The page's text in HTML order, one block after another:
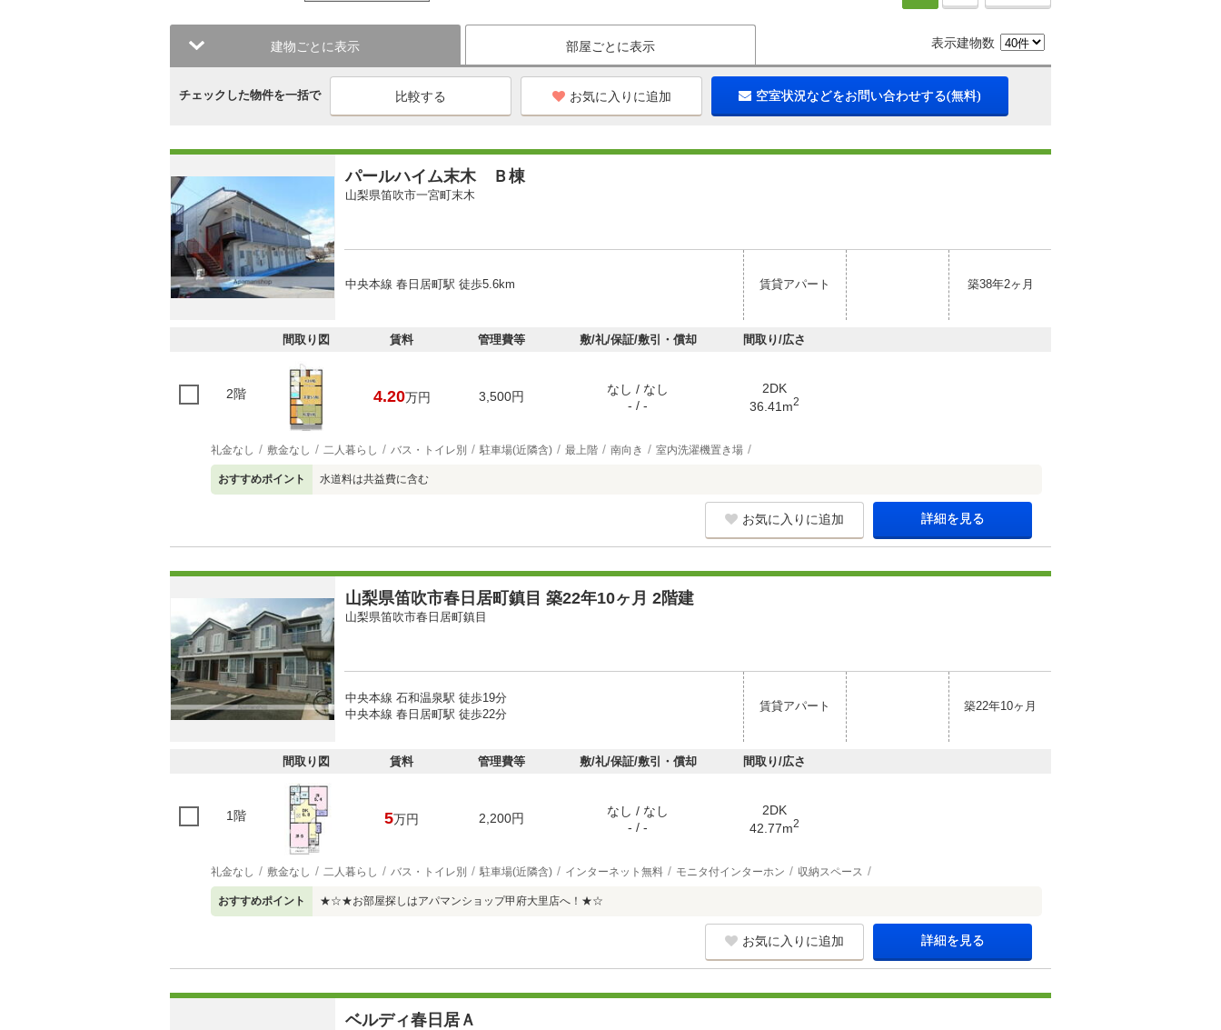
建物ごとに表示 部屋ごとに表示 表示建物数
チェックした物件を一括で お気に入りに追加 空室状況などをお問い合わせする(無料)
パールハイム末木 Ｂ棟
山梨県笛吹市一宮町末木
中央本線 春日居町駅 徒歩5.6km 賃貸アパート 築38年2ヶ月
間取り図 賃料 管理費等 敷/礼/保証/敷引・償却 間取り/広さ
2階 4.20万円 3,500円
なし / なし
- / -
2DK
36.41m2
礼金なし 敷金なし 二人暮らし バス・トイレ別 駐車場(近隣含) 最上階 南向き 室内洗濯機置き場
おすすめポイント 水道料は共益費に含む
お気に入りに追加 詳細を見る
山梨県笛吹市春日居町鎮目 築22年10ヶ月 2階建
山梨県笛吹市春日居町鎮目
中央本線 石和温泉駅 徒歩19分
中央本線 春日居町駅 徒歩22分
賃貸アパート 築22年10ヶ月
間取り図 賃料 管理費等 敷/礼/保証/敷引・償却 間取り/広さ
1階 5万円 2,200円
なし / なし
- / -
2DK
42.77m2
礼金なし 敷金なし 二人暮らし バス・トイレ別 駐車場(近隣含) インターネット無料 モニタ付インターホン 収納スペース
おすすめポイント ★☆★お部屋探しはアパマンショップ甲府大里店へ！★☆
お気に入りに追加 詳細を見る
ベルディ春日居Ａ